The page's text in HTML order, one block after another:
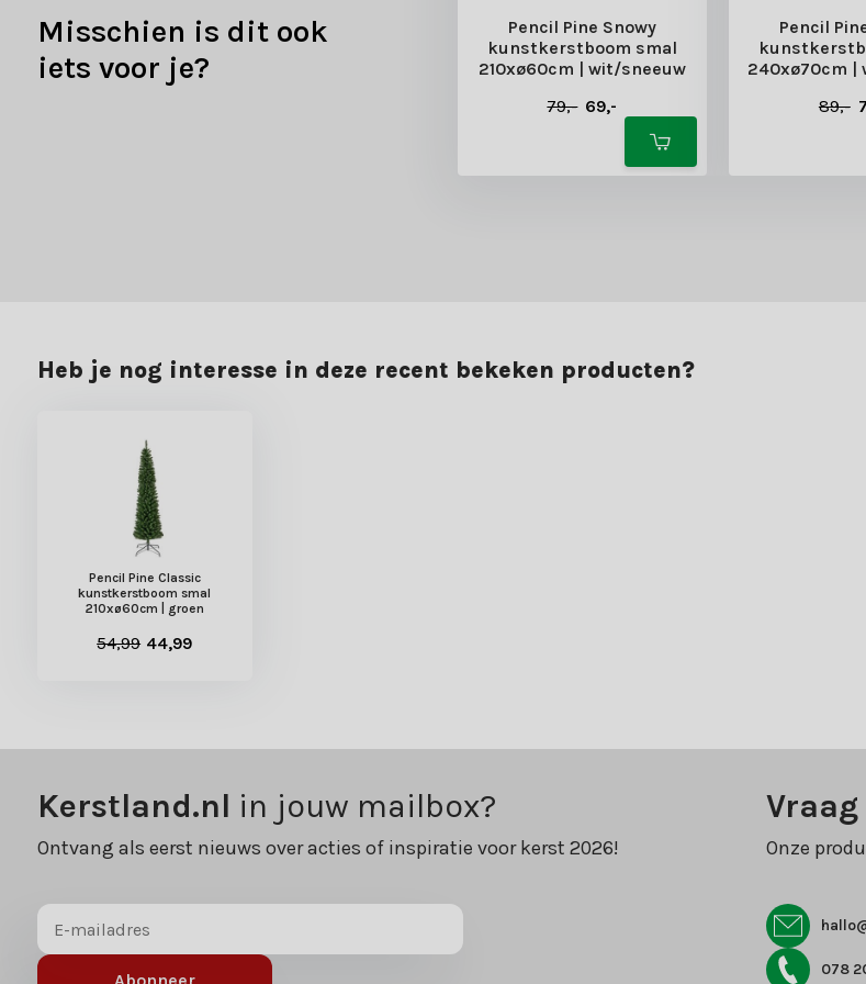
Misschien is dit ook
iets voor je?
Pine Classic
smal
| groen
Pencil Pine Classic
kunstkerstboom smal
Pencil Pine Snowy
kunstkerstboom smal
210xø60cm | wit/sneeuw
79,- 69,-
Pencil
240xø70cm |
89,-
Heb je nog interesse in deze recent bekeken producten?
Pencil Pine Classic
kunstkerstboom smal
210xø60cm | groen
54,99 44,99
Kerstland.nl in jouw mailbox?
Ontvang als eerst nieuws over acties of inspiratie voor kerst 2026! Onze
078